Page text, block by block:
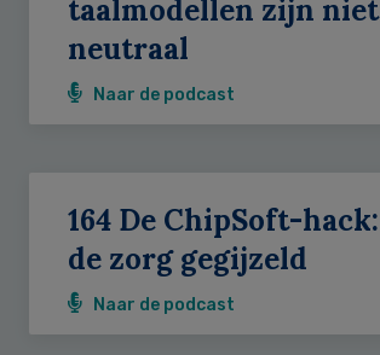
taalmodellen zijn niet
neutraal
Naar de podcast
164 De ChipSoft-hack:
de zorg gegijzeld
Naar de podcast